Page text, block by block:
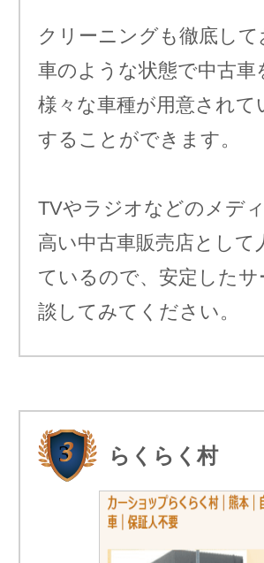
クリーニングも徹底し
車のような状態で中古
様々な車種が用意され
することができます。
TVやラジオなどのメデ
高い中古車販売店とし
ているので、安定した
談してみてください。
らくらく村